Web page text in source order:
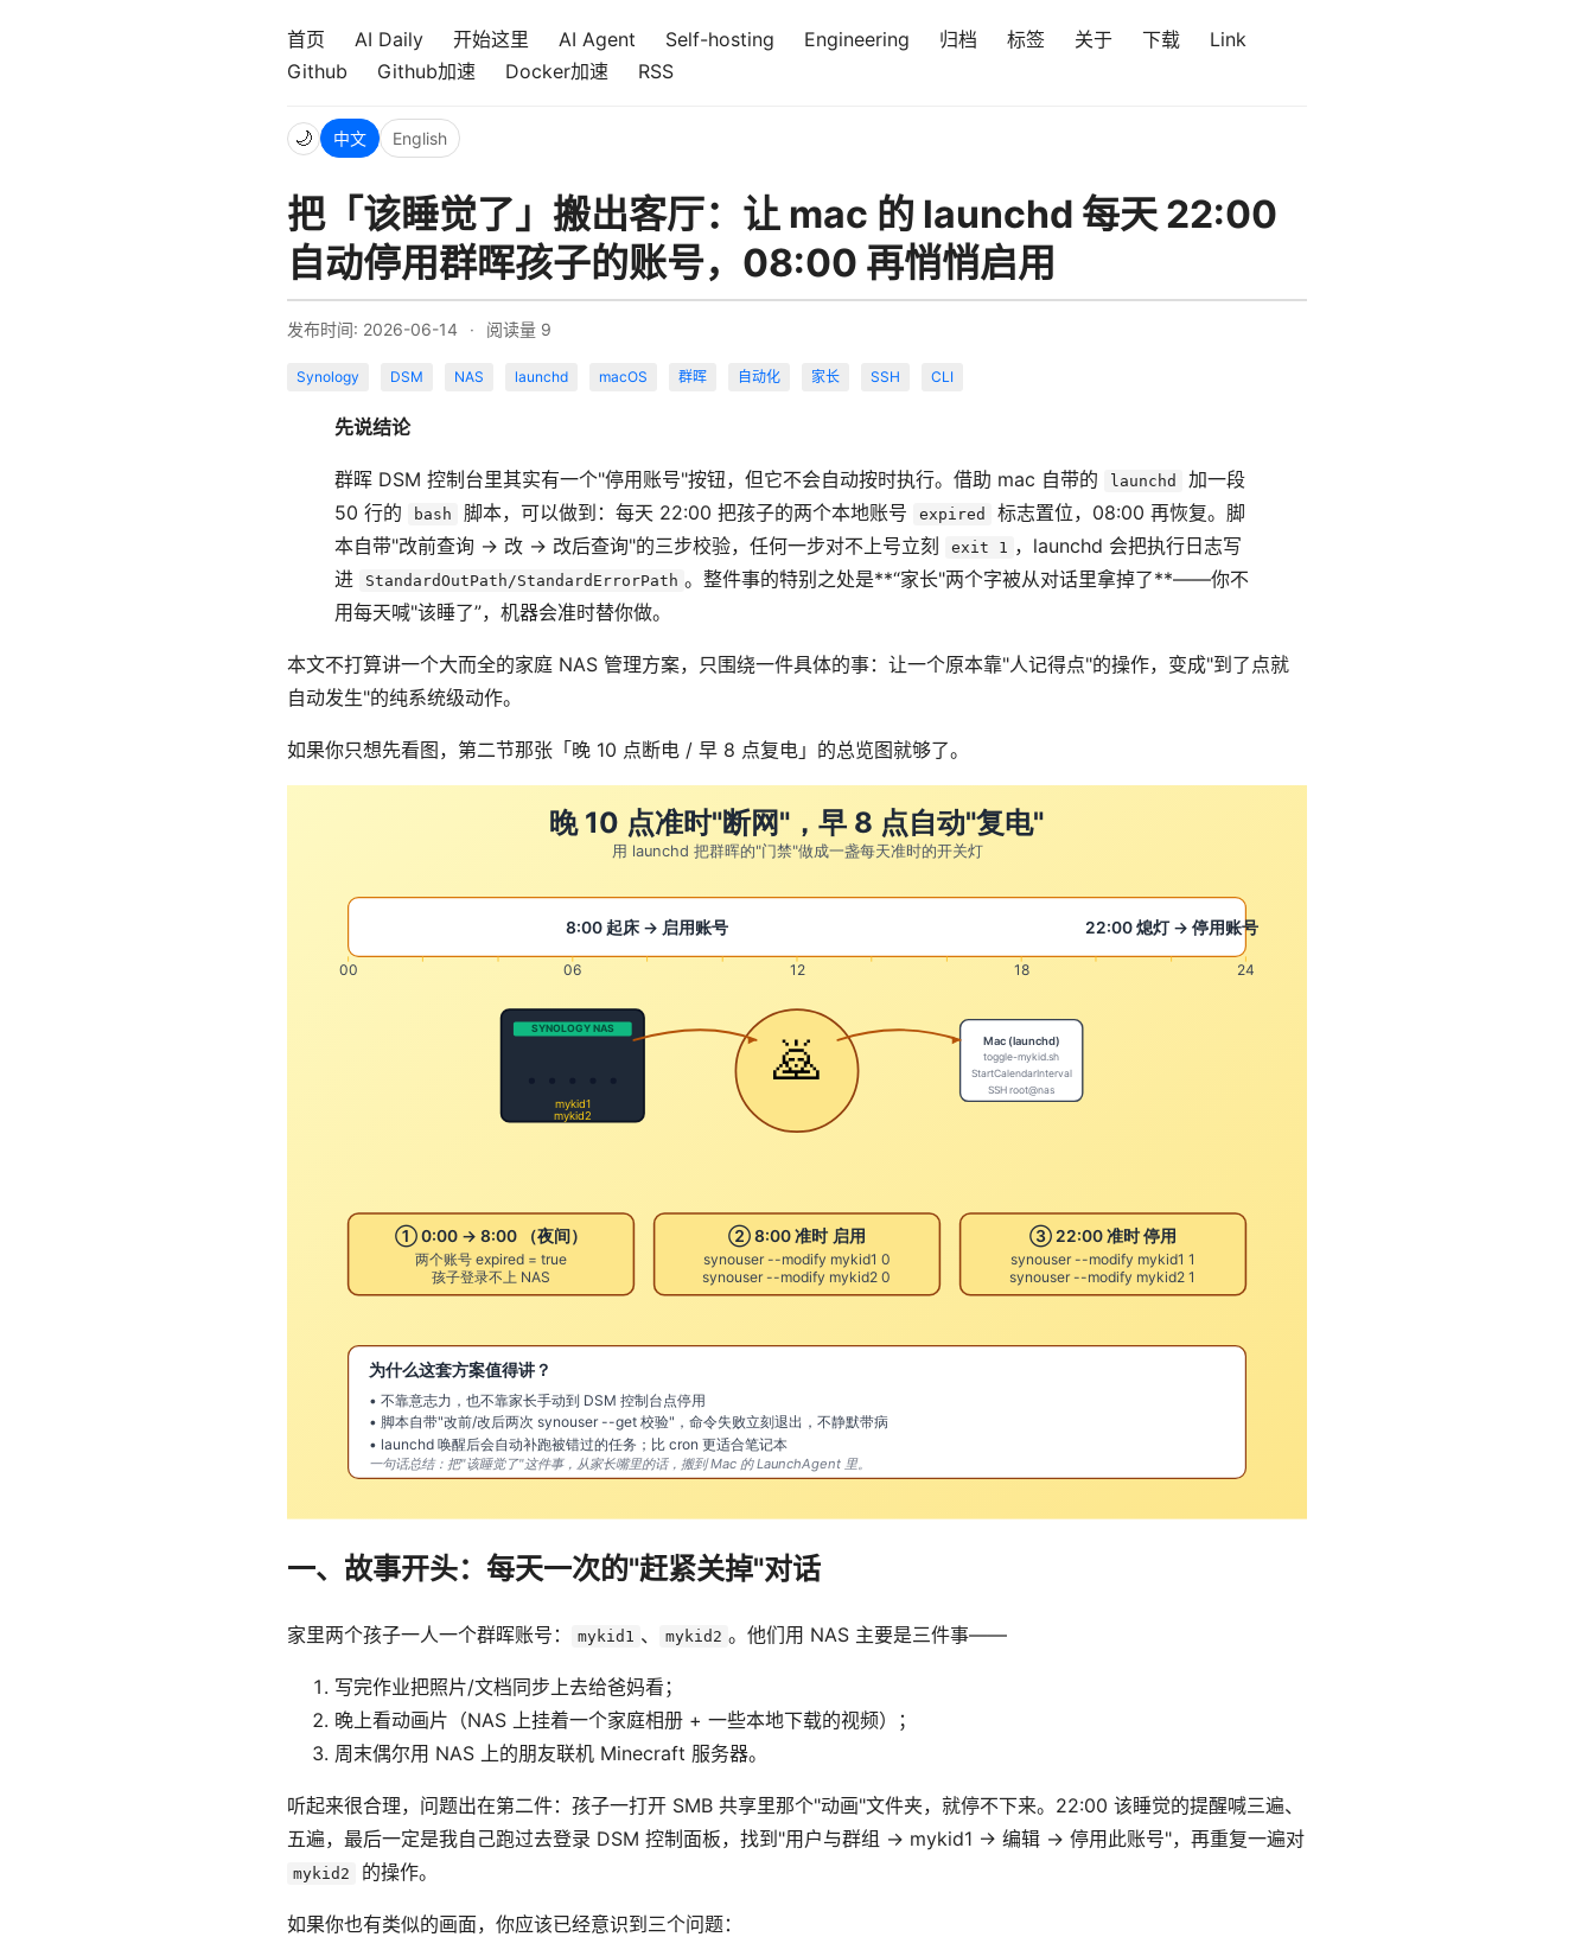
首页 AI Daily 开始这里 AI Agent Self-hosting Engineering 归档 标签 关于 下载
Link
Github
Github加速 Docker加速 RSS
🌙 中文 English
把「该睡觉了」搬出客厅：让 mac 的 launchd 每天 22:00
自动停用群晖孩子的账号，08:00 再悄悄启用
发布时间: 2026-06-14 · 阅读量 9
Synology DSM NAS launchd macOS 群晖 自动化 家长 SSH CLI
先说结论
群晖 DSM 控制台里其实有一个"停用账号"按钮，但它不会自动按时执行。借助 mac 自带的 launchd
加一段
50 行的
bash 脚本，可以做到：每天 22:00 把孩子的两个本地账号 expired
标志置位，08:00 再恢复。脚
本自带"改前查询 → 改 → 改后查询"的三步校验，任何一步对不上号立刻
exit 1
，launchd 会把执行日志写
进
StandardOutPath/StandardErrorPath 。整件事的特别之处是**“家长"两个字被从对话里拿掉了**——你不
用每天喊"该睡了”，机器会准时替你做。
本文不打算讲一个大而全的家庭 NAS 管理方案，只围绕一件具体的事：让一个原本靠"人记得点"的操作，变成"到了点就
自动发生"的纯系统级动作。
如果你只想先看图，第二节那张「晚 10 点断电 / 早 8 点复电」的总览图就够了。
一、故事开头：每天一次的"赶紧关掉"对话
家里两个孩子一人一个群晖账号： mykid1 、 mykid2 。他们用 NAS 主要是三件事——
写完作业把照片/文档同步上去给爸妈看；
晚上看动画片（NAS 上挂着一个家庭相册 + 一些本地下载的视频）；
周末偶尔用 NAS 上的朋友联机 Minecraft 服务器。
听起来很合理，问题出在第二件：孩子一打开 SMB 共享里那个"动画"文件夹，就停不下来。22:00 该睡觉的提醒喊三遍、
五遍，最后一定是我自己跑过去登录 DSM 控制面板，找到"用户与群组 → mykid1 → 编辑 → 停用此账号"，再重复一遍对
mykid2 的操作。
如果你也有类似的画面，你应该已经意识到三个问题：